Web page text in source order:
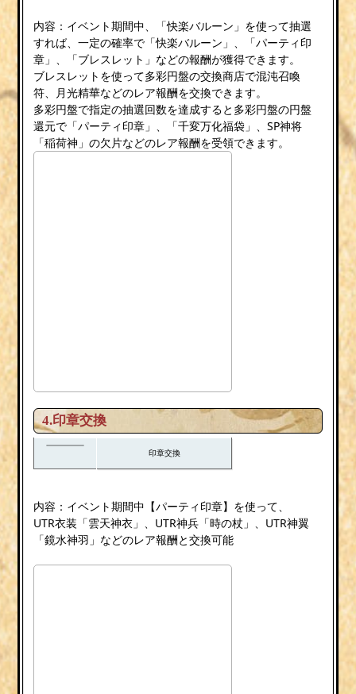
内容：イベント期間中、「快楽バルーン」を使って抽選
すれば、一定の確率で「快楽バルーン」、「パーティ印
章」、「ブレスレット」などの報酬が獲得できます。
ブレスレットを使って多彩円盤の交換商店で混沌召喚
符、月光精華などのレア報酬を交換できます。
多彩円盤で指定の抽選回数を達成すると多彩円盤の円盤
還元で「パーティ印章」、「千変万化福袋」、SP神将
「稲荷神」の欠片などのレア報酬を受領できます。
4.印章交換
印章交換
内容：イベント期間中【パーティ印章】を使って、
UTR衣装「雲天神衣」、UTR神兵「時の杖」、UTR神翼
「鏡水神羽」などのレア報酬と交換可能